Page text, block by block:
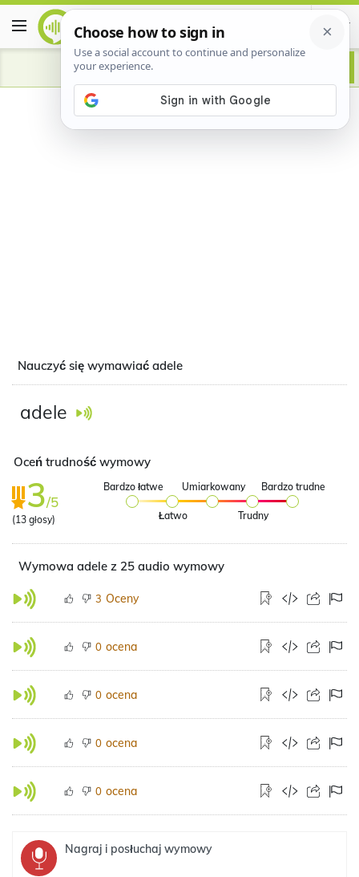
Advertisement
Nauczyć się wymawiać adele
adele
Oceń trudność wymowy
3/5
(13 głosy)
Bardzo łatwe
Łatwo
Umiarkowany
Trudny
Bardzo trudne
Wymowa adele z 25 audio wymowy
3 Oceny
0 ocena
0 ocena
0 ocena
0 ocena
Nagraj i posłuchaj wymowy